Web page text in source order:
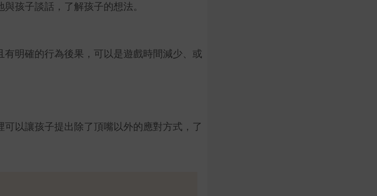
孩子談話，了解孩子的想法。
明確的行為後果，可以是遊戲時間減少、或
以讓孩子提出除了頂嘴以外的應對方式，了